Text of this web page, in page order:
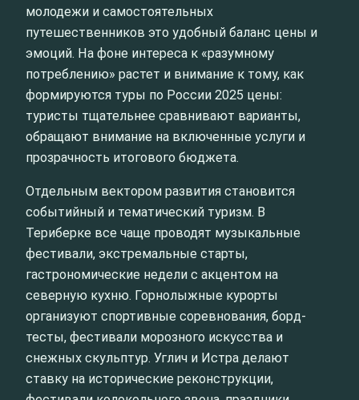
молодежи и самостоятельных
путешественников это удобный баланс цены и
эмоций. На фоне интереса к «разумному
потреблению» растет и внимание к тому, как
формируются туры по России 2025 цены:
туристы тщательнее сравнивают варианты,
обращают внимание на включенные услуги и
прозрачность итогового бюджета.
Отдельным вектором развития становится
событийный и тематический туризм. В
Териберке все чаще проводят музыкальные
фестивали, экстремальные старты,
гастрономические недели с акцентом на
северную кухню. Горнолыжные курорты
организуют спортивные соревнования, борд-
тесты, фестивали морозного искусства и
снежных скульптур. Углич и Истра делают
ставку на исторические реконструкции,